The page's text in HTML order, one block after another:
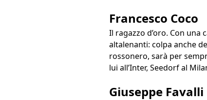
Francesco Coco
Il ragazzo d’oro. Con una
altalenanti: colpa anche
rossonero, sarà per
lui all’Inter, Seedorf al
Giuseppe Favalli